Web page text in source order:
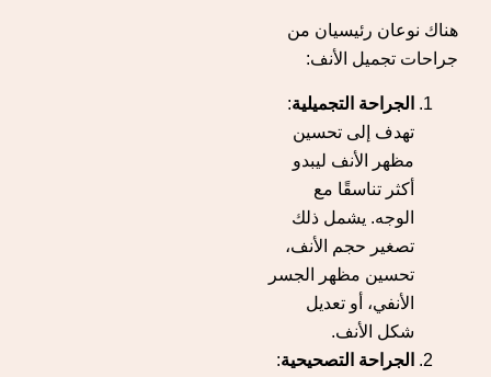
هناك نوعان رئيسيان من
جراحات تجميل الأنف:
الجراحة التجميلية:
تهدف إلى تحسين
مظهر الأنف ليبدو
أكثر تناسقًا مع
الوجه. يشمل ذلك
تصغير حجم الأنف،
تحسين مظهر الجسر
الأنفي، أو تعديل
شكل الأنف.
الجراحة التصحيحية: